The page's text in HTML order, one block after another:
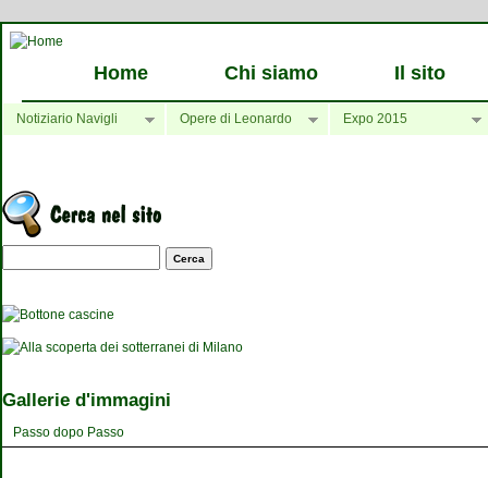
Home Chi siamo Il sito
Notiziario Navigli Opere di Leonardo Expo 2015
Maschera di ricerca
Gallerie d'immagini
Passo dopo Passo